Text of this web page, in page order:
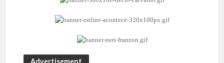
Advertisement